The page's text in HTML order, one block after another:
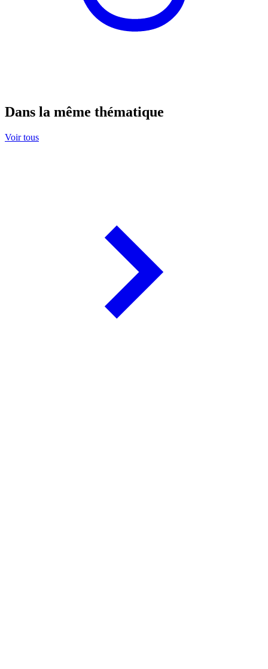
Dans la même thématique
Voir tous